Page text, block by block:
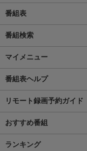
番組表
番組検索
マイメニュー
番組表ヘルプ
リモート録画予約ガイド
おすすめ番組
ランキング